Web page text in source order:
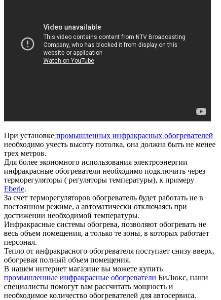
При установке промышленных инфракрасных обогревателей
необходимо учесть высоту потолка, она должна быть не менее
трех метров.
Для более экономного использования электроэнергии
инфракрасные обогреватели необходимо подключить через
терморегуляторы ( регуляторы температуры), к примеру
Eberle.
За счет терморегуляторов обогреватель будет работать не в
постоянном режиме, а автоматически отключаясь при
достижении необходимой температуры.
Инфракрасные системы обогрева, позволяют обогревать не
весь объем помещения, а только те зоны, в которых работает
персонал.
Тепло от инфракрасного обогревателя поступает снизу вверх,
обогревая полный объем помещения.
В нашем интернет магазине вы можете купить
промышленные инфракрасные обогреватели БиЛюкс, наши
специалисты помогут вам рассчитать мощность и
необходимое количество обогревателей для автосервиса.